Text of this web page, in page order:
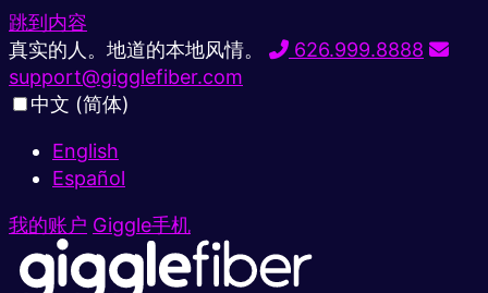
跳到内容
真实的人。地道的本地风情。
626.999.8888
support@gigglefiber.com
中文 (简体)
English
Español
我的账户 Giggle手机